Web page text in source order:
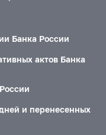
Банка России
актов Банка
и перенесенных